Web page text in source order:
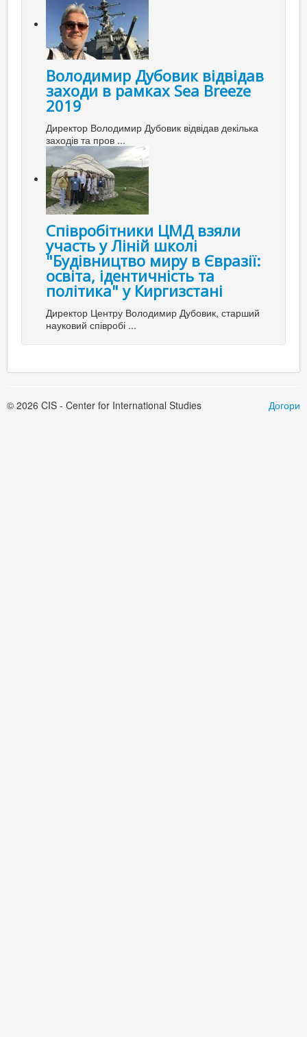
Володимир Дубовик відвідав
заходи в рамках Sea Breeze
2019
Директор Володимир Дубовик відвідав декілька
заходів та пров ...
Співробітники ЦМД взяли
участь у Ліній школі
"Будівництво миру в Євразії:
освіта, ідентичність та
політика" у Киргизстані
Директор Центру Володимир Дубовик, старший
науковий співробі ...
Догори
© 2026 CIS - Center for International Studies